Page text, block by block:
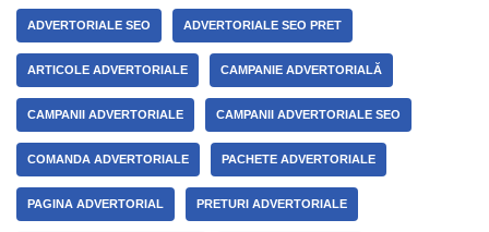
ADVERTORIALE SEO ADVERTORIALE SEO PRET
ARTICOLE ADVERTORIALE CAMPANIE ADVERTORIALĂ
CAMPANII ADVERTORIALE CAMPANII ADVERTORIALE SEO
COMANDA ADVERTORIALE PACHETE ADVERTORIALE
PAGINA ADVERTORIAL PRETURI ADVERTORIALE